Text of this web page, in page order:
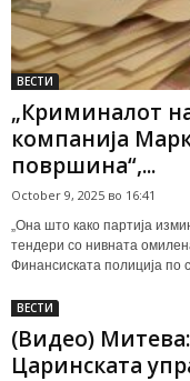
ВЕСТИ
„Криминалот
компанија
површина“,...
October 9, 2025 во 16:41
„Она што како партија
тендери со нивната
Финансиската полиција по
ВЕСТИ
(Видео)
Царинската